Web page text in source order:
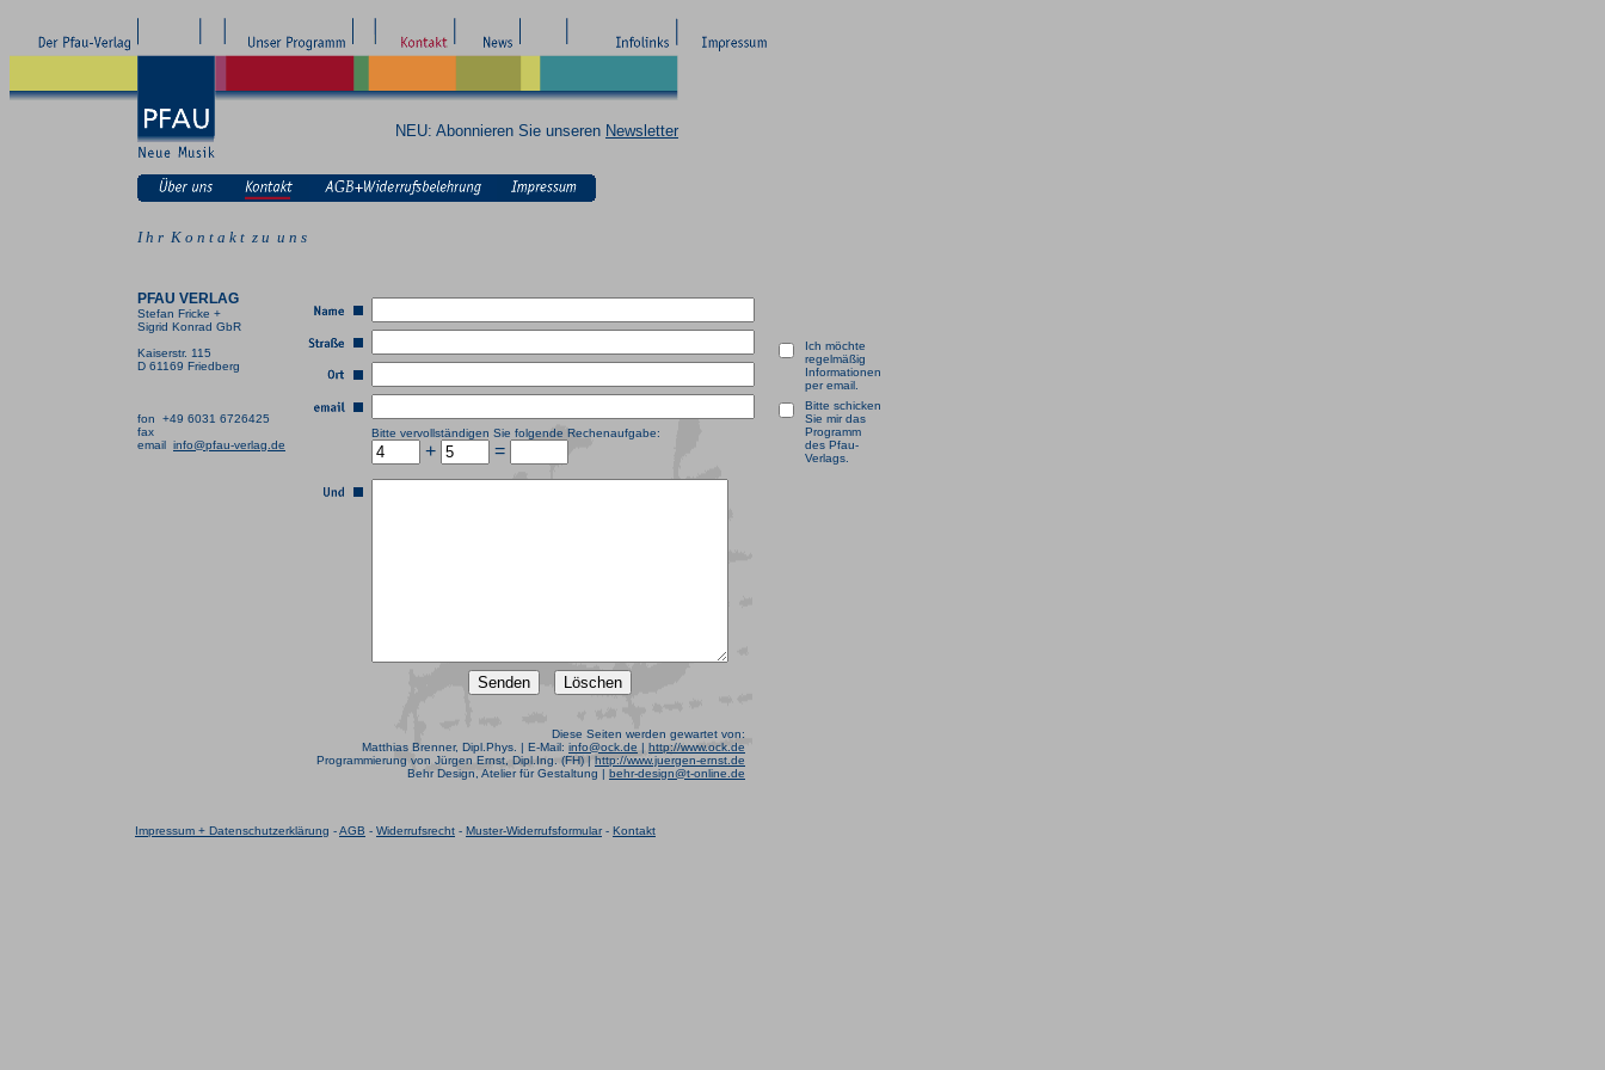
NEU: Abonnieren Sie unseren Newsletter
I h r K o n t a k t z u u n s
PFAU VERLAG
Stefan Fricke +
Sigrid Konrad GbR
Kaiserstr. 115
D 61169 Friedberg
fon +49 6031 6726425
fax
email info@pfau-verlag.de
Bitte vervollständigen Sie folgende Rechenaufgabe:
+ =
Ich möchte
regelmäßig
Informationen
per email.
Bitte schicken
Sie mir das
Programm
des Pfau-
Verlags.
Diese Seiten werden gewartet von:
Matthias Brenner, Dipl.Phys. | E-Mail: info@ock.de | http://www.ock.de
Programmierung von Jürgen Ernst, Dipl.Ing. (FH) | http://www.juergen-ernst.de
Behr Design, Atelier für Gestaltung | behr-design@t-online.de
Impressum + Datenschutzerklärung -AGB - Widerrufsrecht - Muster-Widerrufsformular- Kontakt